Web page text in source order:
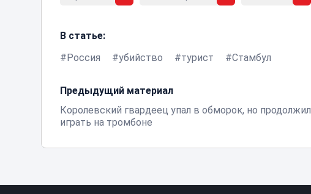
В статье:
Россия
убийство турист Стамбул
Предыдущий материал
Королевский гвардеец упал в обморок, но продолжил
играть на тромбоне